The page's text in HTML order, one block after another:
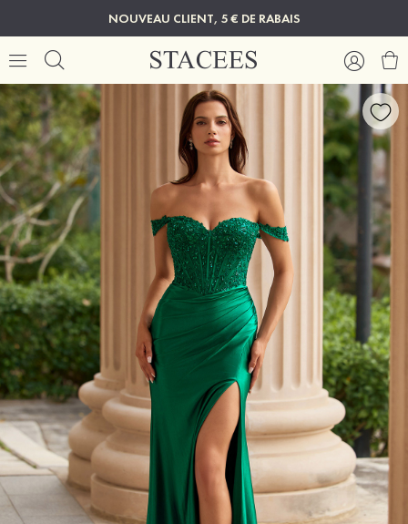
NOUVEAU CLIENT, 5 € DE RABAIS